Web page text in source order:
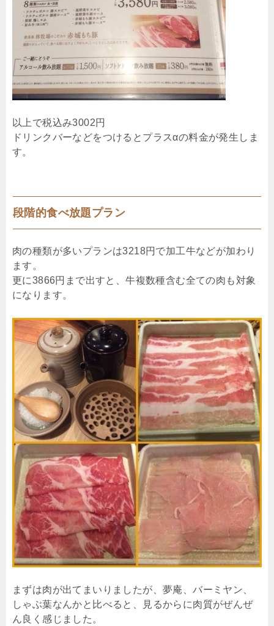
以上で税込み3002円
ドリンクバーなどをつけるとプラスαの料金が発生しま
す。
段階的食べ放題プラン
肉の種類が多いプランは3218円で加工牛などが加わり
ます。
更に3866円まで出すと、牛複数種含む全ての肉も対象
になります。
まずは肉が出てまいりましたが、夢庵、バーミヤン、
しゃぶ葉なんかと比べると、見るからに肉質がぜんぜ
ん良く感じました。